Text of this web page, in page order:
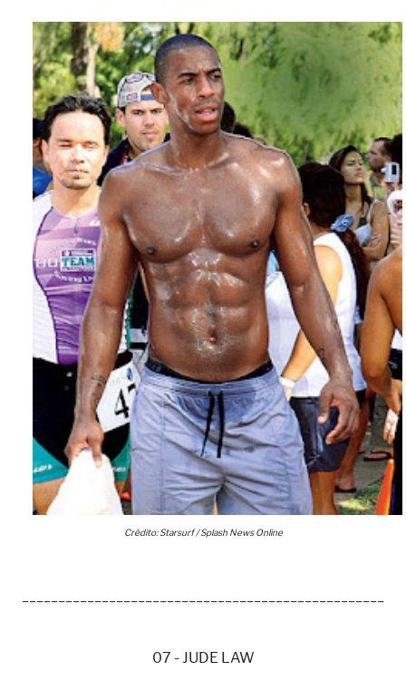
Crédito: Starsurf / Splash News Online
07 - JUDE LAW